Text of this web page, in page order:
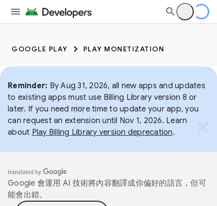
GOOGLE PLAY PLAY MONETIZATION
Reminder: By Aug 31, 2026, all new apps and updates
to existing apps must use Billing Library version 8 or
later. If you need more time to update your app, you
can request an extension until Nov 1, 2026. Learn
about Play Billing Library version deprecation.
Google 會運用 AI 技術將內容翻譯成你偏好的語言，但可
能會出錯。